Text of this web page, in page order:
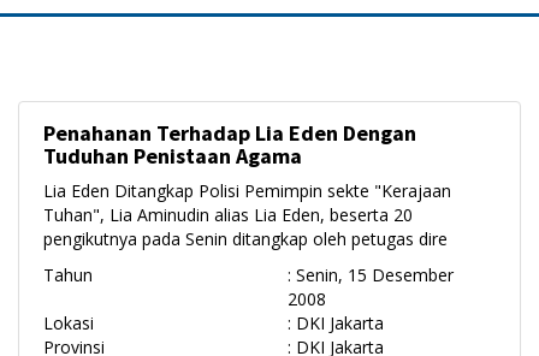
Beranda
Peristiwa
Timeline
Regulasi
Advokasi PGI
Penahanan Terhadap Lia Eden Dengan
Tuduhan Penistaan Agama
Lia Eden Ditangkap Polisi Pemimpin sekte "Kerajaan
Tuhan", Lia Aminudin alias Lia Eden, beserta 20
pengikutnya pada Senin ditangkap oleh petugas dire
Tahun
: Senin, 15 Desember
2008
Lokasi
: DKI Jakarta
Provinsi
: DKI Jakarta